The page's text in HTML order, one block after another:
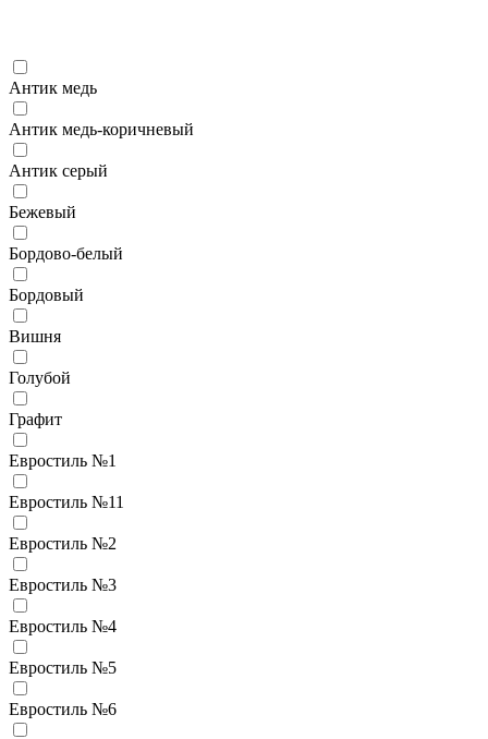
Антик медь
Антик медь-коричневый
Антик серый
Бежевый
Бордово-белый
Бордовый
Вишня
Голубой
Графит
Евростиль №1
Евростиль №11
Евростиль №2
Евростиль №3
Евростиль №4
Евростиль №5
Евростиль №6